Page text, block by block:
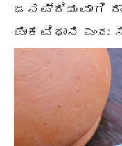
ಜನಪ್ರಿಯವಾಗಿ
ಪಾಕವಿಧಾನ